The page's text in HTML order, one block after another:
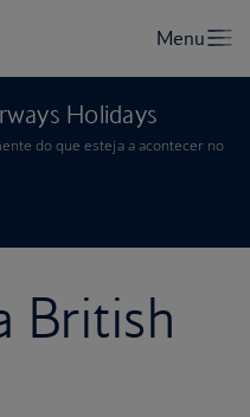
Holidays
do que esteja a acontecer no
British